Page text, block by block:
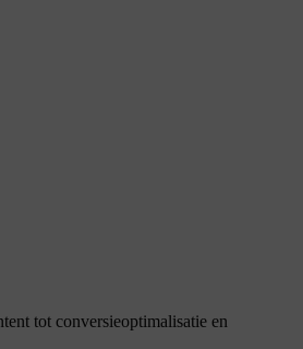
tot conversieoptimalisatie en